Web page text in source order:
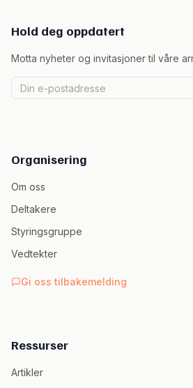
Hold deg oppdatert
Motta nyheter og invitasjoner til våre
Organisering
Om oss
Deltakere
Styringsgruppe
Vedtekter
Gi oss tilbakemelding
Ressurser
Artikler